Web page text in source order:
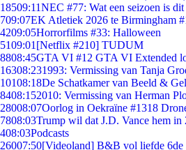
18509:11NEC #77: Wat een seizoen is dit
709:07EK Atletiek 2026 te Birmingham
4209:05Horrorfilms #33: Halloween
5109:01 [Netflix #210] TUDUM
8808:45GTA VI #12 GTA VI Extended
16308:231993: Vermissing van Tanja
10108:18De Schatkamer van Beeld &
8408:152010: Vermissing van Herman
28008:07Oorlog in Oekraïne #1318
7808:03Trump wil dat J.D. Vance hem in
408:03Podcasts
26007:50[Videoland] B&B vol liefde 6de